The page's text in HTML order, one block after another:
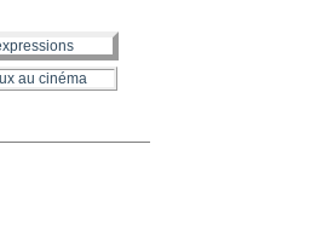
au cinéma